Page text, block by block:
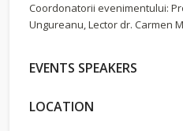
Coordonatorii evenimentului:
Ungureanu, Lector dr. Carmen
EVENTS SPEAKERS
LOCATION